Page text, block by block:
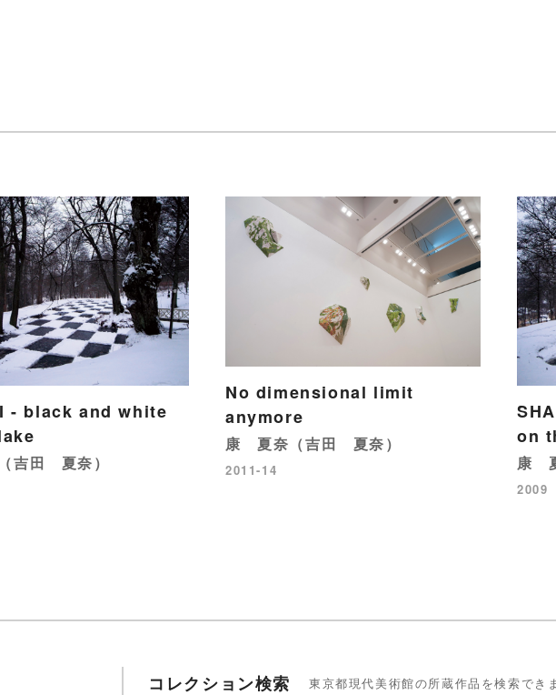
- black and white
吉田 夏奈）
No dimensional limit
anymore
康 夏奈（吉田 夏奈）
2011-14
on
康
2009
コレクション検索 東京都現代美術館の所蔵作品を検索でき